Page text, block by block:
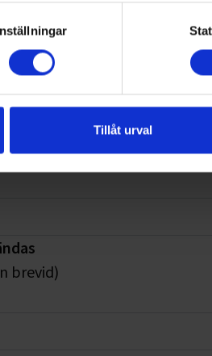
Tillåt urval
(dit du flyttar)
brevid)